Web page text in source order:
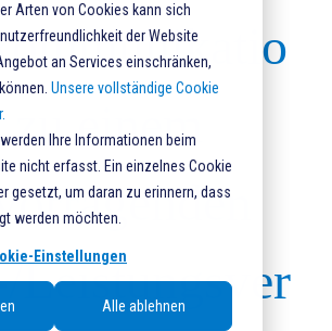
Arten von Cookies kann sich
der Website
an Services einschränken,
Unsere vollständige Cookie
Ihre Informationen beim
nicht erfasst. Ein einzelnes Cookie
gesetzt, um daran zu erinnern, dass
werden möchten.
Einstellungen
Alle ablehnen
zu einem
Leistungsver